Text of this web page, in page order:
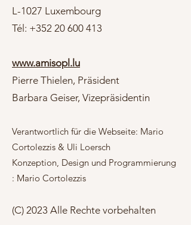
L-1027 Luxembourg
Tél: +352 20 600 413
www.amisopl.lu
Pierre Thielen, Präsident
Barbara Geiser, Vizepräsidentin
Verantwortlich für die Webseite: Mario
Cortolezzis & Uli Loersch
Konzeption, Design und Programmierung
: Mario Cortolezzis
(C) 2023 Alle Rechte vorbehalten